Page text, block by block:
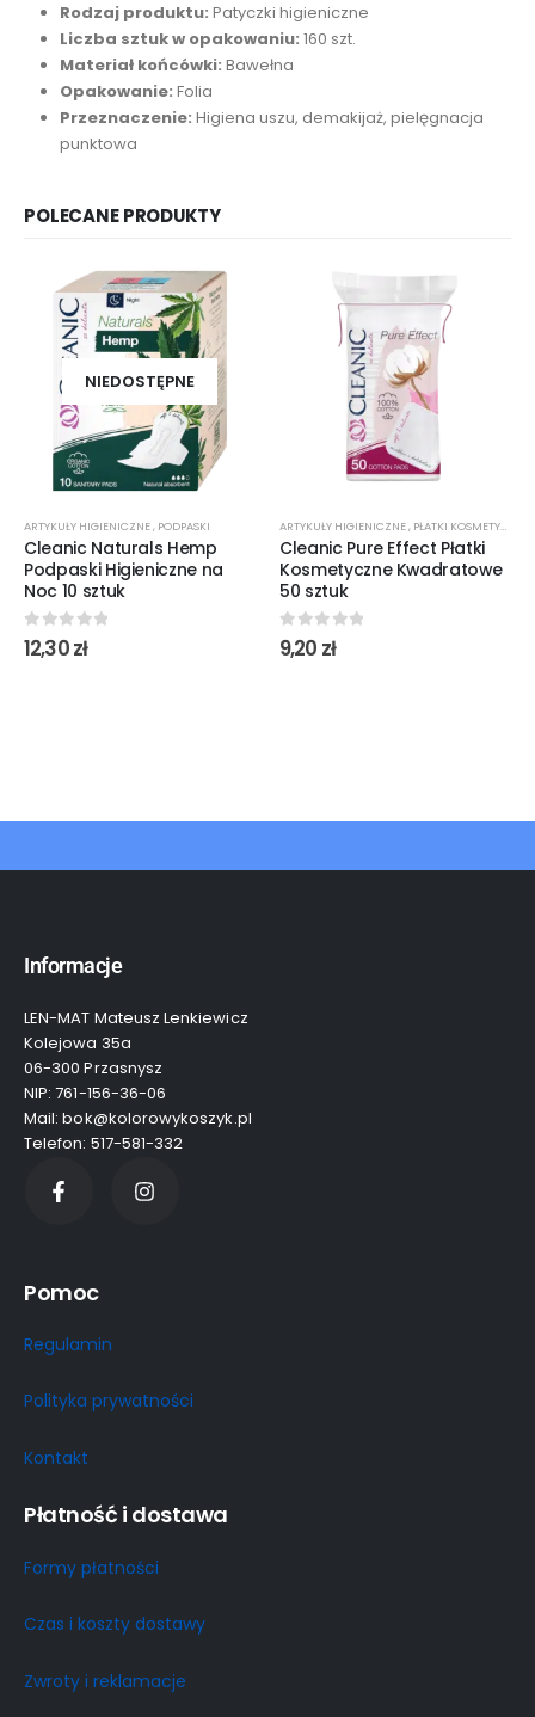
Rodzaj produktu: Patyczki higieniczne
Liczba sztuk w opakowaniu: 160 szt.
Materiał końcówki: Bawełna
Opakowanie: Folia
Przeznaczenie: Higiena uszu, demakijaż, pielęgnacja
punktowa
POLECANE PRODUKTY
NIEDOSTĘPNE
ARTYKUŁY HIGIENICZNE, PODPASKI
Cleanic Naturals Hemp
Podpaski Higieniczne na
Noc 10 sztuk
0out of 5
12,30zł
ARTYKUŁY HIGIENICZNE, PŁATKI KOSMETYCZNE
Cleanic Pure Effect Płatki
Kosmetyczne Kwadratowe
50 sztuk
0out of 5
9,20 zł
Informacje
LEN-MAT Mateusz Lenkiewicz
Kolejowa 35a
06-300 Przasnysz
NIP: 761-156-36-06
Mail: bok@kolorowykoszyk.pl
Telefon: 517-581-332
Pomoc
Regulamin
Polityka prywatności
Kontakt
Płatność i dostawa
Formy płatności
Czas i koszty dostawy
Zwroty i reklamacje